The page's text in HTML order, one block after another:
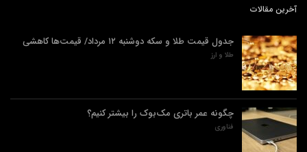
آخرین مقالات
جدول قیمت طلا و سکه دوشنبه ۱۲ مرداد/ قیمت‌ها کاهشی
طلا و ارز
چگونه عمر باتری مک‌بوک را بیشتر کنیم؟
فناوری